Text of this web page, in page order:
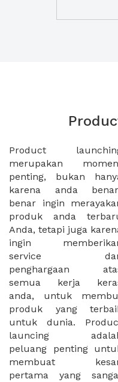
Product
merupakan
penting, bukan
karena anda
benar ingin
produk anda
Anda, tetapi juga
ingin
service
penghargaan
semua kerja
anda, untuk
produk yang
untuk dunia.
launcing
peluang penting
membuat
pertama yang
tetapi tidak perlu
Kami dapat
Anda dalam
menuju
acara
produk baru
sukses
mengesankan
menyediakan
pilihan. Kami
mengakomodasi
product launching
dengan gaya apa
Apakah anda
meluncurkan
virtual terbaru,
baru, atau apa
produk baru